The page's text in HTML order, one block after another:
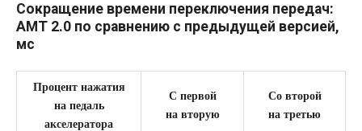
Сокращение времени переключения передач:
АМТ 2.0 по сравнению с предыдущей версией,
мс
Процент нажатия
на педаль
акселератора
С первой
на вторую
Со второй
на третью